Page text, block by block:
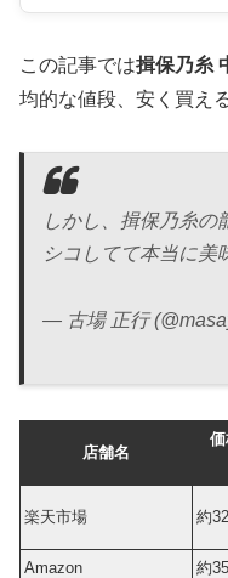
この記事では揖保乃糸
均的な値段、安く買え
しかし、揖保乃糸の
シコしてて本当に美
— 古場 正行
店舗名
楽天市場 約
Amazon
約